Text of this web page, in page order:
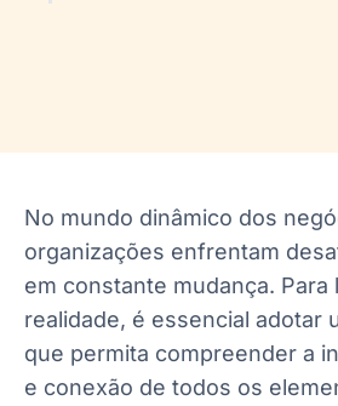
No mundo dinâmico dos
organizações enfrentam
em constante mudança. Para
realidade, é essencial adotar
que permita compreender a
e conexão de todos os